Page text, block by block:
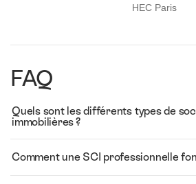
HEC Paris
FAQ
Quels sont les différents types de
immobilières ?
Comment une SCI professionnelle